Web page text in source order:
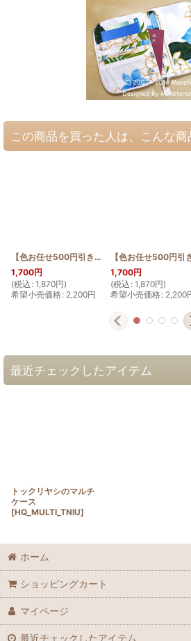
この商品を買った人は、こんな
【色お任せ500円引き】フタ付簡単ミニポーチ エンゼルストランペット
1,700円
(税込 : 1,870円)
希望小売価格: 2,200円
1,700円
(税込 : 1,870円)
希望小売価格: 2,200
最近チェックしたアイテム
トックリヤシのマルチ
ケース
[HQ_MULTI_TNIU]
ホーム
ショッピングカート
マイページ
最近チェックしたアイテム